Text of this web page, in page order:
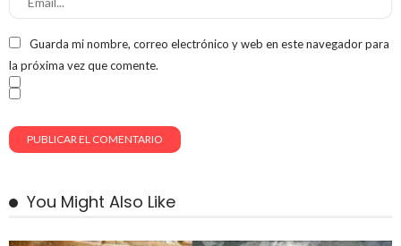
Guarda mi nombre, correo electrónico y web en este navegador para
la próxima vez que comente.
You Might Also Like